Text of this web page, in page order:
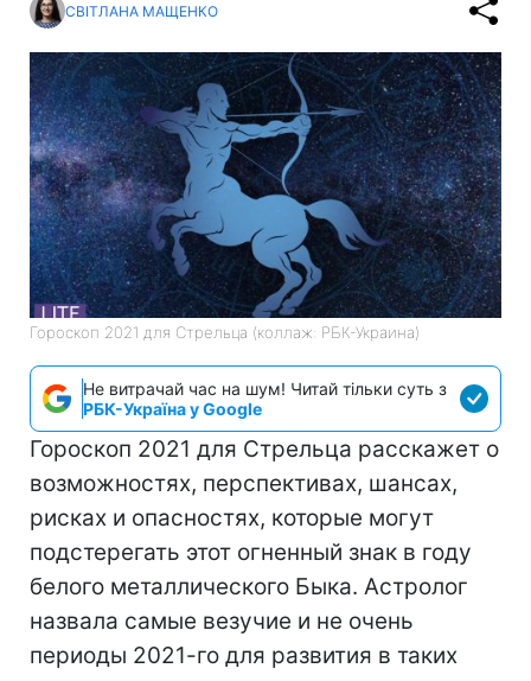
СВІТЛАНА МАЩЕНКО
Гороскоп 2021 для Стрельца (коллаж: РБК-Украина)
Не витрачай час на шум! Читай тільки суть з
РБК-Україна у Google
Гороскоп 2021 для Стрельца расскажет о
возможностях, перспективах, шансах,
рисках и опасностях, которые могут
подстерегать этот огненный знак в году
белого металлического Быка. Астролог
назвала самые везучие и не очень
периоды 2021-го для развития в таких